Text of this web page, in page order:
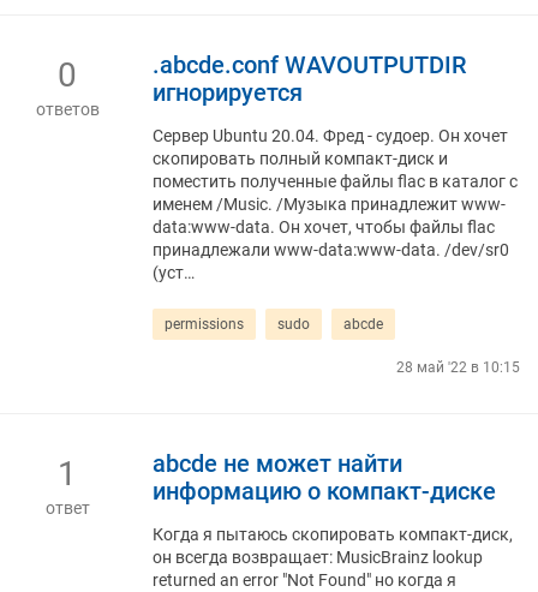
0
ответов
.abcde.conf WAVOUTPUTDIR
игнорируется
Сервер Ubuntu 20.04. Фред - судоер. Он хочет
скопировать полный компакт-диск и
поместить полученные файлы flac в каталог с
именем /Music. /Музыка принадлежит www-
data:www-data. Он хочет, чтобы файлы flac
принадлежали www-data:www-data. /dev/sr0
(уст…
permissions sudo abcde
28 май '22 в 10:15
1
ответ
abcde не может найти
информацию о компакт-диске
Когда я пытаюсь скопировать компакт-диск,
он всегда возвращает: MusicBrainz lookup
returned an error "Not Found" но когда я